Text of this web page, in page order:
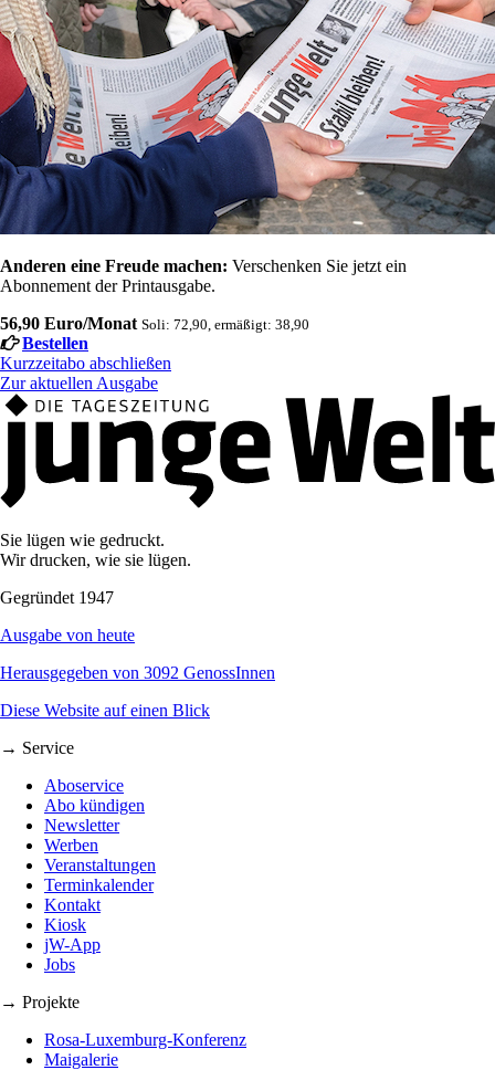
Anderen eine Freude machen: Verschenken Sie jetzt ein
Abonnement der Printausgabe.
56,90 Euro/Monat Soli: 72,90, ermäßigt: 38,90
Bestellen
Kurzzeitabo abschließen
Zur aktuellen Ausgabe
Sie lügen wie gedruckt.
Wir drucken, wie sie lügen.
Gegründet 1947
Ausgabe von heute
Herausgegeben von 3092 GenossInnen
Diese Website auf einen Blick
→ Service
Aboservice
Abo kündigen
Newsletter
Werben
Veranstaltungen
Terminkalender
Kontakt
Kiosk
jW-App
Jobs
→ Projekte
Rosa-Luxemburg-Konferenz
Maigalerie